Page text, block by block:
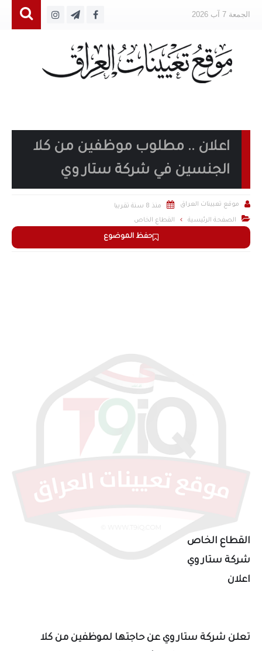
الجمعة 7 آب 2026
اعلان .. مطلوب موظفين من كلا
الجنسين في شركة ستار وي
حفظ الموضوع
 موقع تعيينات العراق  منذ 8 سنة تقريبا
 الصفحة الرئيسية القطاع الخاص
القطاع الخاص
شركة ستار وي
اعلان
تعلن شركة ستار وي عن حاجتها لموظفين من كلا